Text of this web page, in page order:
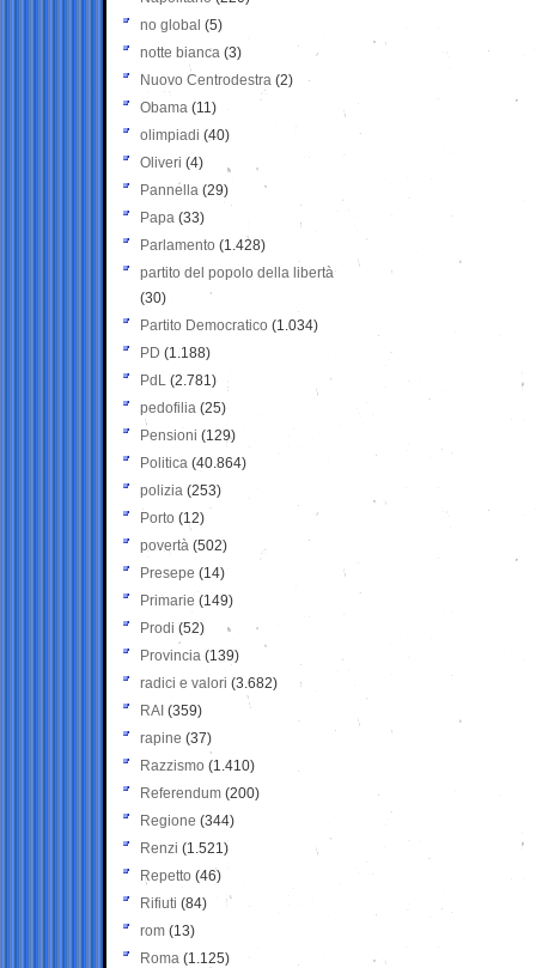
no global (5)
notte bianca (3)
Nuovo Centrodestra (2)
Obama (11)
olimpiadi (40)
Oliveri (4)
Pannella (29)
Papa (33)
Parlamento (1.428)
partito del popolo della libertà
(30)
Partito Democratico (1.034)
PD (1.188)
PdL (2.781)
pedofilia (25)
Pensioni (129)
Politica (40.864)
polizia (253)
Porto (12)
povertà (502)
Presepe (14)
Primarie (149)
Prodi (52)
Provincia (139)
radici e valori (3.682)
RAI (359)
rapine (37)
Razzismo (1.410)
Referendum (200)
Regione (344)
Renzi (1.521)
Repetto (46)
Rifiuti (84)
rom (13)
Roma (1.125)